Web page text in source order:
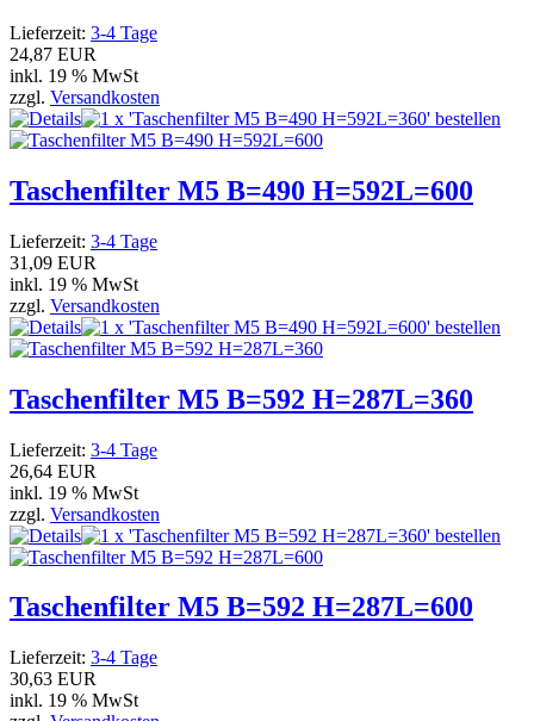
Lieferzeit: 3-4 Tage
24,87 EUR
inkl. 19 % MwSt
zzgl. Versandkosten
Taschenfilter M5 B=490 H=592L=600
Lieferzeit: 3-4 Tage
31,09 EUR
inkl. 19 % MwSt
zzgl. Versandkosten
Taschenfilter M5 B=592 H=287L=360
Lieferzeit: 3-4 Tage
26,64 EUR
inkl. 19 % MwSt
zzgl. Versandkosten
Taschenfilter M5 B=592 H=287L=600
Lieferzeit: 3-4 Tage
30,63 EUR
inkl. 19 % MwSt